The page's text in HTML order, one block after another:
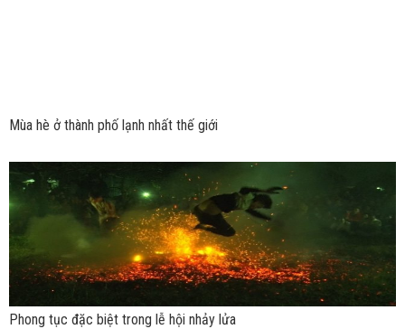
Mùa hè ở thành phố lạnh nhất thế giới
Phong tục đặc biệt trong lễ hội nhảy lửa